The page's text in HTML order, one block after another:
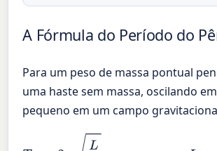
A Fórmula do Período do
Para um peso de massa pontual
uma haste sem massa, oscilando
pequeno em um campo
2 πL